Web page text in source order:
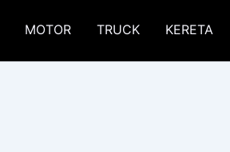
MOTOR TRUCK KERETA